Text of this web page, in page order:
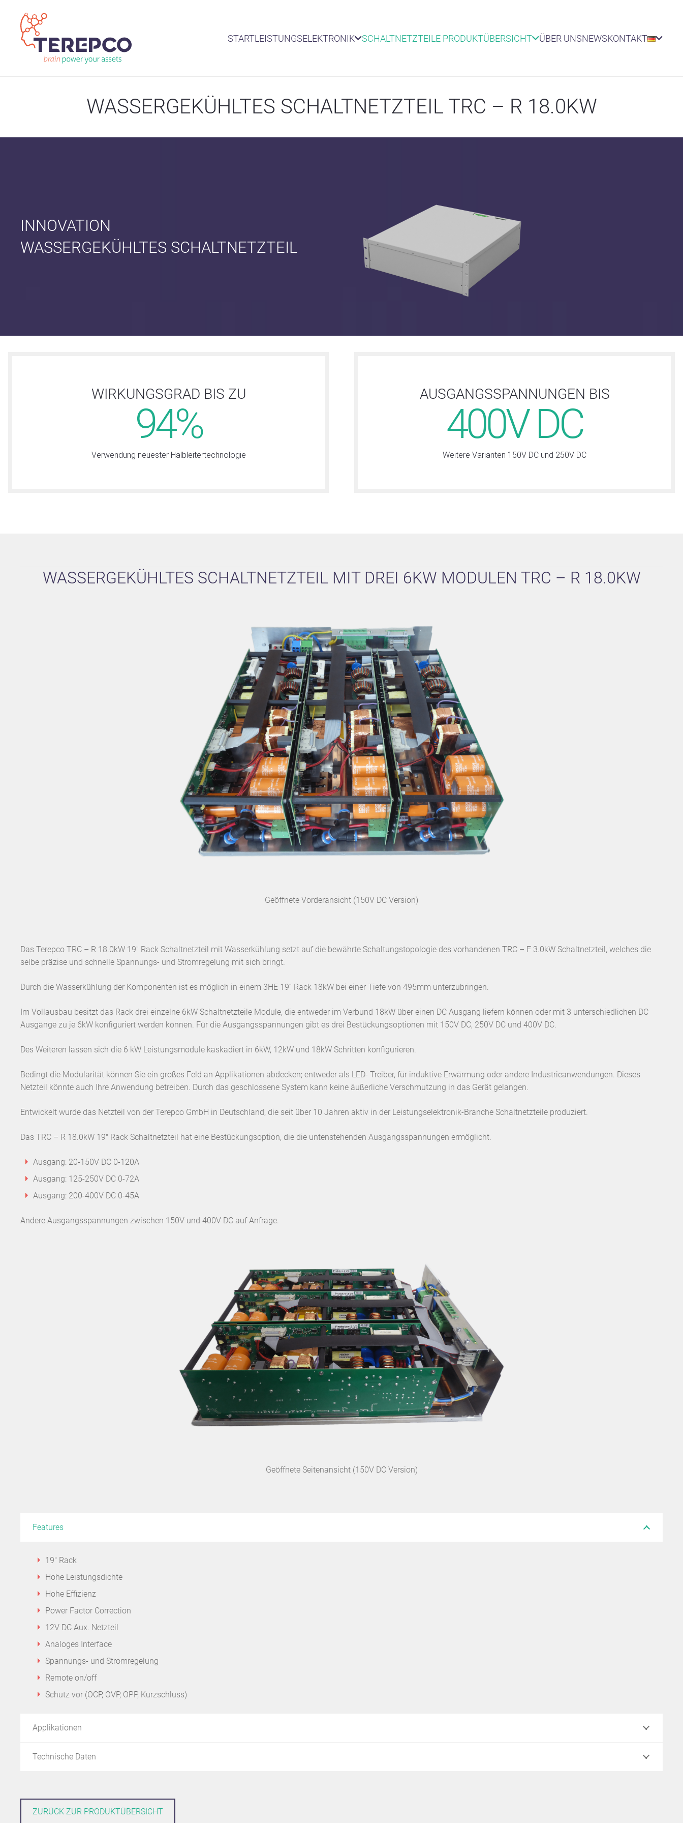
STARTLEISTUNGSELEKTRONIK SCHALTNETZTEILE PRODUKTÜBERSICHT ÜBER UNSNEWSKONTAKT
WASSERGEKÜHLTES SCHALTNETZTEIL TRC – R 18.0KW
INNOVATION
WASSERGEKÜHLTES SCHALTNETZTEIL
WIRKUNGSGRAD BIS ZU
94%
Verwendung neuester Halbleitertechnologie
AUSGANGSSPANNUNGEN BIS
400V DC
Weitere Varianten 150V DC und 250V DC
WASSERGEKÜHLTES SCHALTNETZTEIL MIT DREI 6KW MODULEN TRC – R 18.0KW
Geöffnete Vorderansicht (150V DC Version)
Das Terepco TRC – R 18.0kW 19″ Rack Schaltnetzteil mit Wasserkühlung setzt auf die bewährte Schaltungstopologie des vorhandenen TRC – F 3.0kW Schaltnetzteil, welches die
selbe präzise und schnelle Spannungs- und Stromregelung mit sich bringt.
Durch die Wasserkühlung der Komponenten ist es möglich in einem 3HE 19“ Rack 18kW bei einer Tiefe von 495mm unterzubringen.
Im Vollausbau besitzt das Rack drei einzelne 6kW Schaltnetzteile Module, die entweder im Verbund 18kW über einen DC Ausgang liefern können oder mit 3 unterschiedlichen DC
Ausgänge zu je 6kW konfiguriert werden können. Für die Ausgangsspannungen gibt es drei Bestückungsoptionen mit 150V DC, 250V DC und 400V DC.
Des Weiteren lassen sich die 6 kW Leistungsmodule kaskadiert in 6kW, 12kW und 18kW Schritten konfigurieren.
Bedingt die Modularität können Sie ein großes Feld an Applikationen abdecken; entweder als LED- Treiber, für induktive Erwärmung oder andere Industrieanwendungen. Dieses
Netzteil könnte auch Ihre Anwendung betreiben. Durch das geschlossene System kann keine äußerliche Verschmutzung in das Gerät gelangen.
Entwickelt wurde das Netzteil von der Terepco GmbH in Deutschland, die seit über 10 Jahren aktiv in der Leistungselektronik-Branche Schaltnetzteile produziert.
Das TRC – R 18.0kW 19″ Rack Schaltnetzteil hat eine Bestückungsoption, die die untenstehenden Ausgangsspannungen ermöglicht.
Ausgang: 20-150V DC 0-120A
Ausgang: 125-250V DC 0-72A
Ausgang: 200-400V DC 0-45A
Andere Ausgangsspannungen zwischen 150V und 400V DC auf Anfrage.
Geöffnete Seitenansicht (150V DC Version)
Features
19″ Rack
Hohe Leistungsdichte
Hohe Effizienz
Power Factor Correction
12V DC Aux. Netzteil
Analoges Interface
Spannungs- und Stromregelung
Remote on/off
Schutz vor (OCP, OVP, OPP, Kurzschluss)
Applikationen
Technische Daten
ZURÜCK ZUR PRODUKTÜBERSICHT